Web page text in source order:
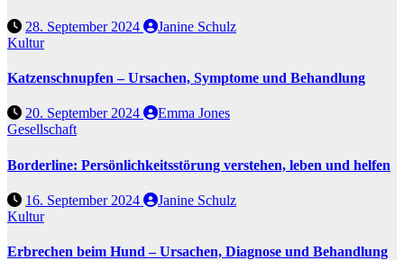
28. September 2024
Janine Schulz
Kultur
Katzenschnupfen – Ursachen, Symptome und Behandlung
20. September 2024
Emma Jones
Gesellschaft
Borderline: Persönlichkeitsstörung verstehen, leben und helfen
16. September 2024
Janine Schulz
Kultur
Erbrechen beim Hund – Ursachen, Diagnose und Behandlung